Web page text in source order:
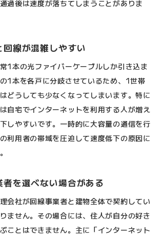
過後は速度が落ちてしまうことがありま
線が混雑しやすい
1本の光ファイバーケーブルしか引き込ま
1本を各戸に分岐させているため、1世帯
どうしても少なくなってしまいます。特に
自宅でインターネットを利用する人が増え
しやすいです。一時的に大容量の通信を行
利用者の帯域を圧迫して速度低下の原因に
を選べない場合がある
会社が回線事業者と建物全体で契約してい
ません。その場合には、住人が自分の好き
ことはできません。主に「インターネット